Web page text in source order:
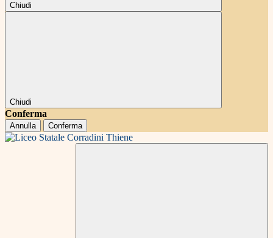
Chiudi
Chiudi
Conferma
Annulla Conferma